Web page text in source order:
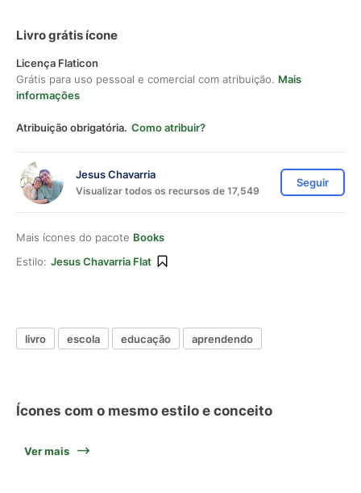
Livro grátis ícone
Licença Flaticon
Grátis para uso pessoal e comercial com atribuição. Mais
informações
Atribuição obrigatória. Como atribuir?
Jesus Chavarria
Visualizar todos os recursos de 17,549
Seguir
Mais ícones do pacote Books
Estilo: Jesus Chavarria Flat
livro escola educação aprendendo
Ícones com o mesmo estilo e conceito
Ver mais